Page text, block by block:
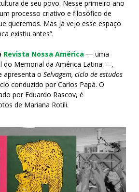
de seu povo. Nesse primeiro ano
processo criativo e filosófico de
queremos. Mas já vejo esse espaço
existiu antes”.
Revista Nossa América — uma
do Memorial da América Latina —,
apresenta o Selvagem, ciclo de estudos
conduzido por Carlos Papá. O
por Eduardo Rascov, é
de Mariana Rotili.